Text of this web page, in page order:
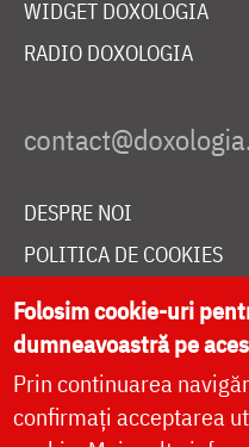
WIDGET DOXOLOGIA
RADIO DOXOLOGIA
DESPRE NOI
POLITICA DE COOKIES
DONEAZĂ ONLINE
LIVE
Folosim cookie-uri
dumneavoastră pe
Prin continuarea
confirmați acceptarea